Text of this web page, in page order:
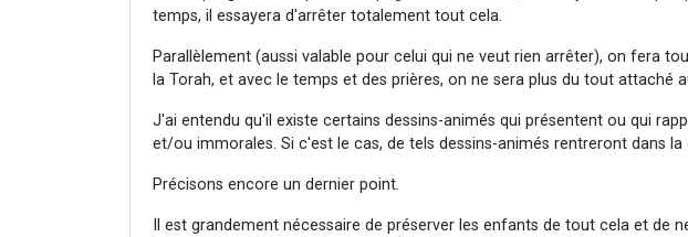
temps, il essayera d'arrêter totalement tout cela.
Parallèlement (aussi valable pour celui qui ne veut rien arrêter), on fera
la Torah, et avec le temps et des prières, on ne sera plus du tout attaché
J'ai entendu qu'il existe certains dessins-animés qui présentent ou qui
et/ou immorales. Si c'est le cas, de tels dessins-animés rentreront dans
Précisons encore un dernier point.
Il est grandement nécessaire de préserver les enfants de tout cela et de